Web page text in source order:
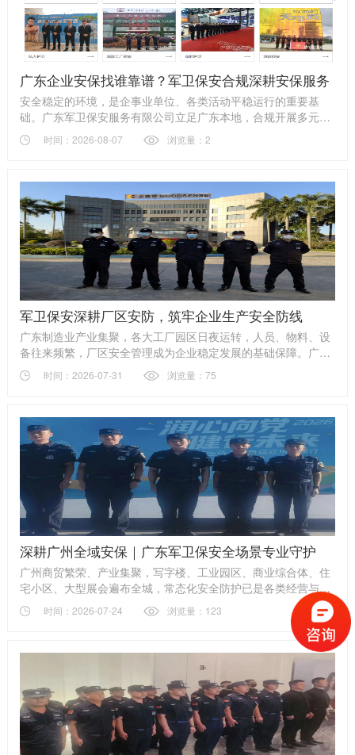
广东企业安保找谁靠谱？军卫保安合规深耕安保服务
安全稳定的环境，是企事业单位、各类活动平稳运行的重要基
础。广东军卫保安服务有限公司立足广东本地，合规开展多元化
保安服务，面向机关、园区、厂区、商业场所及各类社会活动，
提供务实可靠的安全保障支持，助力客户维护场所秩序，防范各
时间：2026-08-07 浏览量：2
军卫保安深耕厂区安防，筑牢企业生产安全防线
广东制造业产业集聚，各大工厂园区日夜运转，人员、物料、设
备往来频繁，厂区安全管理成为企业稳定发展的基础保障。广东
军卫保安服务有限公司聚焦工厂专属安保需求，以标准化驻场安
保服务，为省内各类生产厂区构建全方位安全防护体系，守护企
时间：2026-07-31 浏览量：75
深耕广州全域安保｜广东军卫保安全场景专业守护
广州商贸繁荣、产业集聚，写字楼、工业园区、商业综合体、住
宅小区、大型展会遍布全城，常态化安全防护已是各类经营与生
活场景的刚需。广东军卫保安服务有限公司立足广州，以合规资
质、军事化团队、全品类保安业务，为全城政企、商户、社区搭
建立体化安全防护体系，成为本地值得信赖的专业安保合作伙
伴。
时间：2026-07-24 浏览量：123